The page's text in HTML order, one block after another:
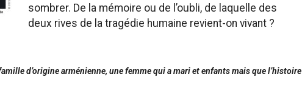
sombrer. De la mémoire ou de l’oubli, de laquelle des
deux rives de la tragédie humaine revient-on vivant ?
d’origine arménienne, une femme qui a mari et enfants mais que l’histoire